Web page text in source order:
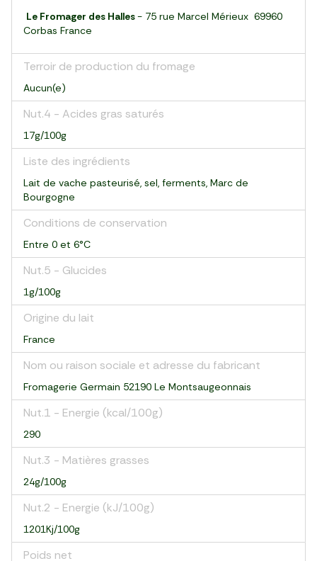
Le Fromager des Halles- 75 rue Marcel Mérieux 69960
Corbas France
Terroir de production du fromage
Aucun(e)
Nut.4 - Acides gras saturés
17g/100g
Liste des ingrédients
Lait de vache pasteurisé, sel, ferments, Marc de
Bourgogne
Conditions de conservation
Entre 0 et 6°C
Nut.5 - Glucides
1g/100g
Origine du lait
France
Nom ou raison sociale et adresse du fabricant
Fromagerie Germain 52190 Le Montsaugeonnais
Nut.1 - Energie (kcal/100g)
290
Nut.3 - Matières grasses
24g/100g
Nut.2 - Energie (kJ/100g)
1201Kj/100g
Poids net